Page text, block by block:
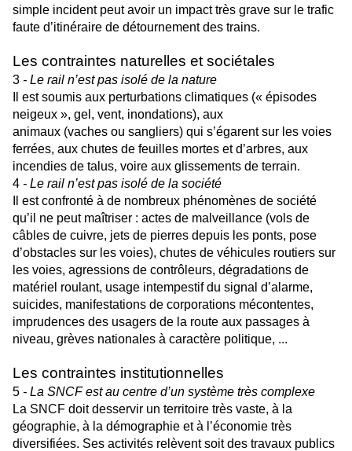
simple incident peut avoir un impact très grave sur le trafic
faute d’itinéraire de détournement des trains.
Les contraintes naturelles et sociétales
3 - Le rail n’est pas isolé de la nature
Il est soumis aux perturbations climatiques (« épisodes
neigeux », gel, vent, inondations), aux
animaux (vaches ou sangliers) qui s’égarent sur les voies
ferrées, aux chutes de feuilles mortes et d’arbres, aux
incendies de talus, voire aux glissements de terrain.
4 - Le rail n’est pas isolé de la société
Il est confronté à de nombreux phénomènes de société
qu’il ne peut maîtriser : actes de malveillance (vols de
câbles de cuivre, jets de pierres depuis les ponts, pose
d’obstacles sur les voies), chutes de véhicules routiers sur
les voies, agressions de contrôleurs, dégradations de
matériel roulant, usage intempestif du signal d’alarme,
suicides, manifestations de corporations mécontentes,
imprudences des usagers de la route aux passages à
niveau, grèves nationales à caractère politique, ...
Les contraintes institutionnelles
5 - La SNCF est au centre d’un système très complexe
La SNCF doit desservir un territoire très vaste, à la
géographie, à la démographie et à l’économie très
diversifiées. Ses activités relèvent soit des travaux publics